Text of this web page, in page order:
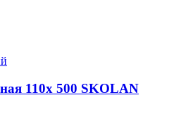
110х 500 SKOLAN